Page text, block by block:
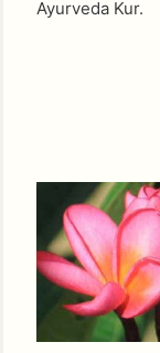
Ayurveda Kur.